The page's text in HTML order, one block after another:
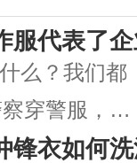
服代表了
么？我们都
穿警服，军
也有自己相
锋衣如何